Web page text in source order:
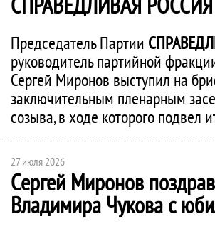
Председатель Партии
руководитель партийной
Сергей Миронов выступил на
заключительным пленарным
созыва, в ходе которого подвел
27 июля 2026
Сергей Миронов
Владимира Чукова с